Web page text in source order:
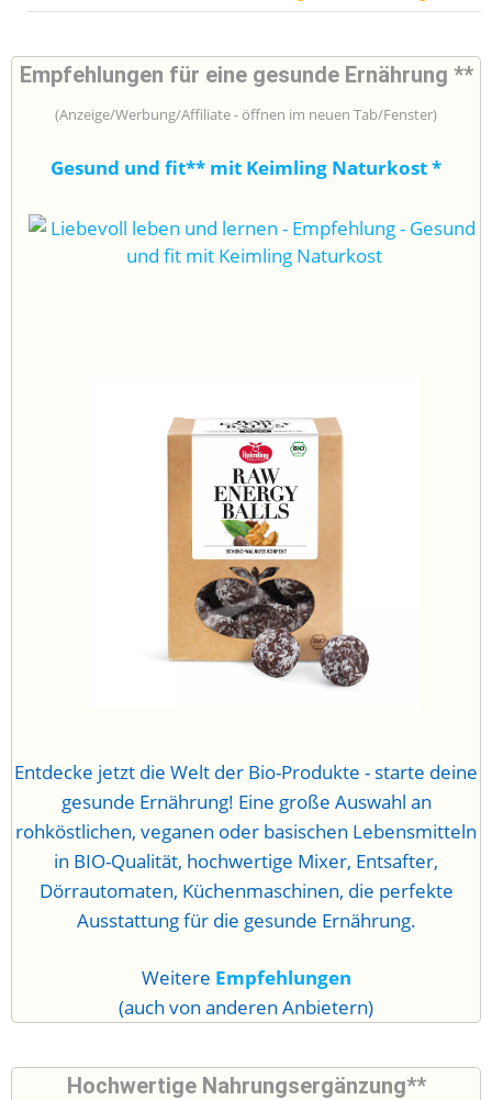
Empfehlungen für eine gesunde Ernährung **
(Anzeige/Werbung/Affiliate - öffnen im neuen Tab/Fenster)
Gesund und fit** mit Keimling Naturkost*
Entdecke jetzt die Welt der Bio-Produkte - starte deine
gesunde Ernährung! Eine große Auswahl an
rohköstlichen, veganen oder basischen Lebensmitteln
in BIO-Qualität, hochwertige Mixer, Entsafter,
Dörrautomaten, Küchenmaschinen, die perfekte
Ausstattung für die gesunde Ernährung.
Weitere Empfehlungen
(auch von anderen Anbietern)
Hochwertige Nahrungsergänzung**